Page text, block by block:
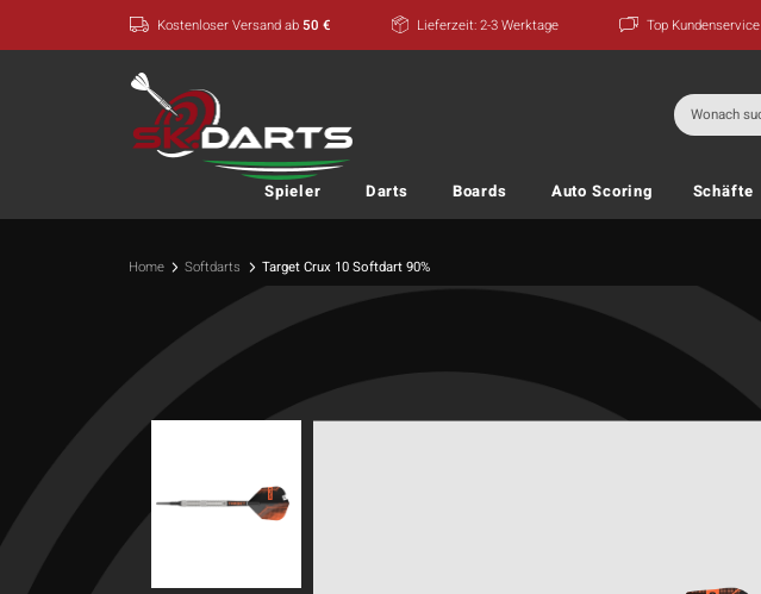
Kostenloser Versand ab50 € Lieferzeit: 2-3 Werktage Top Kundenservice
Suchen
nach:
Spieler Darts Boards Auto Scoring Schäfte
Home Softdarts Target Crux 10 Softdart 90%